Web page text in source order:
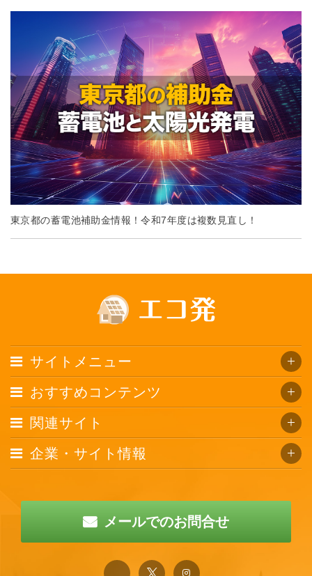
東京都の蓄電池補助金情報！令和7年度は複数見直し！
サイトメニュー
おすすめコンテンツ
関連サイト
企業・サイト情報
メールでのお問合せ